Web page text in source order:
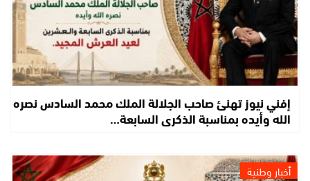
إفني نيوز تهنئ صاحب الجلالة الملك محمد السادس نصره
الله وأيده بمناسبة الذكرى السابعة…
أخبار وطنية